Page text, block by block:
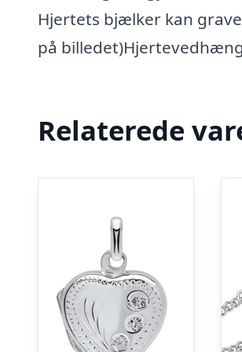
Hjertets bjælker kan
på
Relaterede